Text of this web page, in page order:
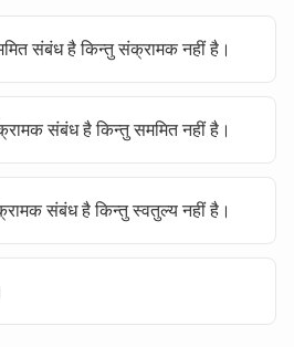
संबंध है किन्तु संक्रामक नहीं है।
संबंध है किन्तु सममित नहीं है।
संबंध है किन्तु स्वतुल्य नहीं है।